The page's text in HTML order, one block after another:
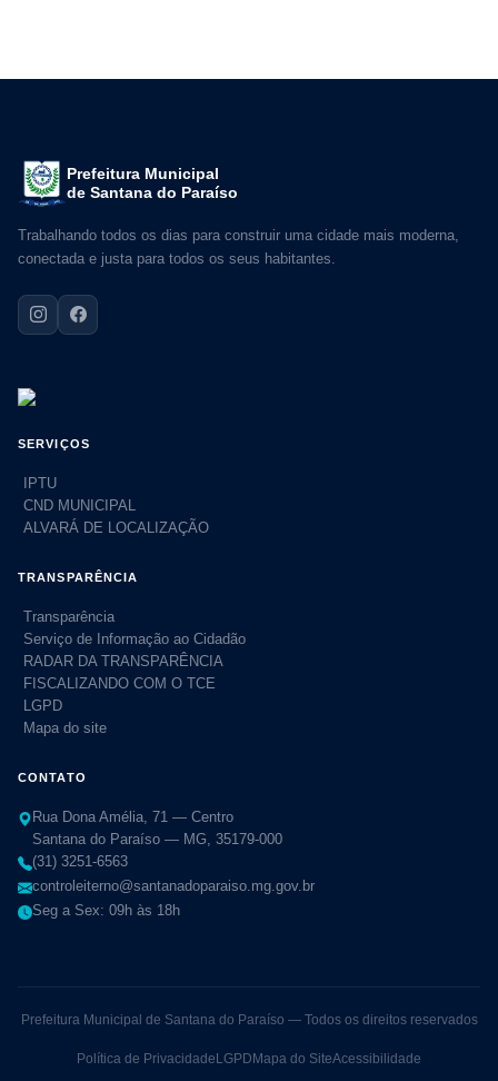
Prefeitura Municipal
de Santana do Paraíso
Trabalhando todos os dias para construir uma cidade mais moderna,
conectada e justa para todos os seus habitantes.
SERVIÇOS
IPTU
CND MUNICIPAL
ALVARÁ DE LOCALIZAÇÃO
TRANSPARÊNCIA
Transparência
Serviço de Informação ao Cidadão
RADAR DA TRANSPARÊNCIA
FISCALIZANDO COM O TCE
LGPD
Mapa do site
CONTATO
Rua Dona Amélia, 71 — Centro
Santana do Paraíso — MG, 35179-000
(31) 3251-6563
controleiterno@santanadoparaiso.mg.gov.br
Seg a Sex: 09h às 18h
Prefeitura Municipal de Santana do Paraíso — Todos os direitos reservados
Política de Privacidade LGPD Mapa do SiteAcessibilidade